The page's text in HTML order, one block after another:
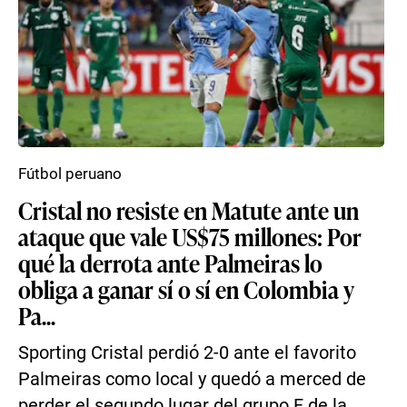
Cristal no resiste en Matute ante un
ataque que vale US$75 millones: Por
qué la derrota ante Palmeiras lo
obliga a ganar sí o sí en Colombia y
Pa...
Sporting Cristal perdió 2-0 ante el favorito
Palmeiras como local y quedó a merced de
Fútbol peruano